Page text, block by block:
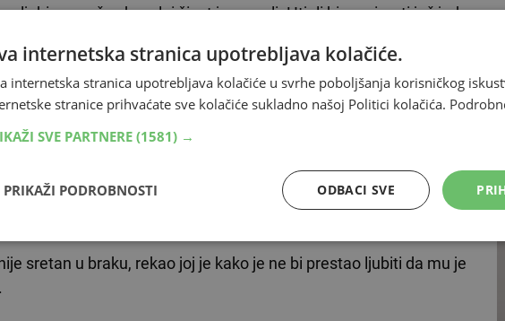
a naš seksualni život je na nuli. Htjeli bismo imati još jedno
prije toga."
muža, koji ima 36 godina, u braku je i ima četiri kćeri.
pokvarila mi se slavina i pitala sam njegovog brata da mi
Sin mi je spavao. Napila sam se od boce vina koju sam popila
određena kemija, a alkohol mi je dao dodatnu hrabrost da mu
sretan u braku, rekao joj je kako je ne bi prestao ljubiti da mu je
internetska stranica upotrebljava kolačiće.
internetska stranica upotrebljava kolačiće u svrhe poboljšanja korisničkog
stranice prihvaćate sve kolačiće sukladno našoj Politici kolačića.
SVE PARTNERE(1581) →
ODBACI SVE
PRIKAŽI PODROBNOSTI